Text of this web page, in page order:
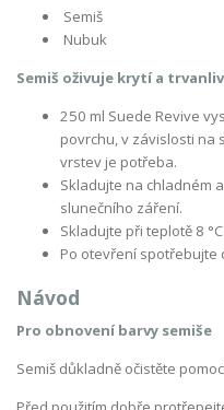
Semiš
Nubuk
Semiš oživuje krytí a
250 ml Suede Revive
povrchu, v závislosti na
vrstev je potřeba.
Skladujte na chladném
slunečního záření.
Skladujte při teplotě 8 °C
Po otevření spotřebujte
Návod
Pro obnovení barvy semiše
Semiš důkladně očistěte